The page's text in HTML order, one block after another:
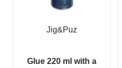
Jig&Puz
Glue 220 ml with a